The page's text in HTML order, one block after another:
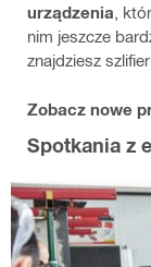
urządzenia ,
nim jeszcze
znajdziesz
Zobacz nowe
Spotkania z